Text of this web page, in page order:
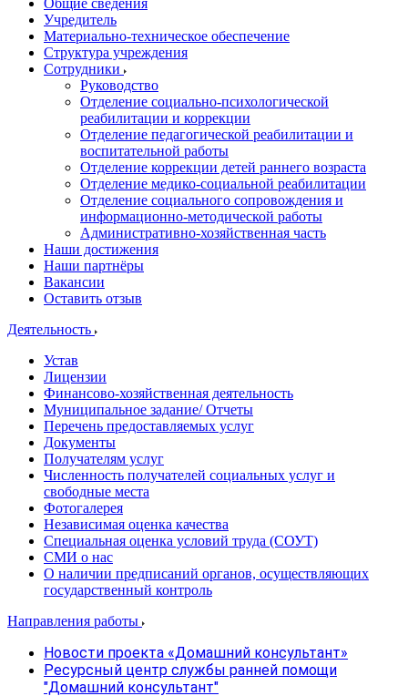
Общие сведения
Учредитель
Материально-техническое обеспечение
Структура учреждения
Сотрудники
Руководство
Отделение социально-психологической
реабилитации и коррекции
Отделение педагогической реабилитации и
воспитательной работы
Отделение коррекции детей раннего возраста
Отделение медико-социальной реабилитации
Отделение социального сопровождения и
информационно-методической работы
Административно-хозяйственная часть
Наши достижения
Наши партнёры
Вакансии
Оставить отзыв
Деятельность
Устав
Лицензии
Финансово-хозяйственная деятельность
Муниципальное задание/ Отчеты
Перечень предоставляемых услуг
Документы
Получателям услуг
Численность получателей социальных услуг и
свободные места
Фотогалерея
Независимая оценка качества
Специальная оценка условий труда (СОУТ)
СМИ о нас
О наличии предписаний органов, осуществляющих
государственный контроль
Направления работы
Новости проекта «Домашний консультант»
Ресурсный центр службы ранней помощи
"Домашний консультант"